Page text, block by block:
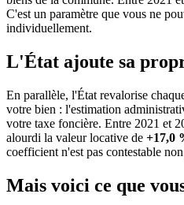
C'est un paramètre que vous ne
individuellement.
L'État ajoute sa
En parallèle, l'État revalorise
votre bien : l'estimation
votre taxe foncière. Entre 2021 et
alourdi la valeur locative de +17,0
coefficient n'est pas contestable
Mais voici ce que